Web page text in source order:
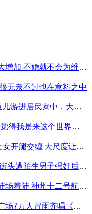
就不会为维持小家而心力交瘁
无奈不过也在意料之中
民家中，大雨影响驾校考试
是来这个世界凑数的！
腿交缠 大尺度让人咂舌
遭陌生男子强奸后抑郁
航天员返回时间及个人简介了解一下
人冒雨齐唱《歌唱祖国》